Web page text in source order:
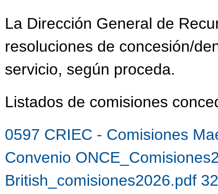
La Dirección General de
resoluciones de concesión/
servicio, según proceda.
Listados de comisiones
0597 CRIEC - Comisiones
Convenio
British_comisiones2026.pdf